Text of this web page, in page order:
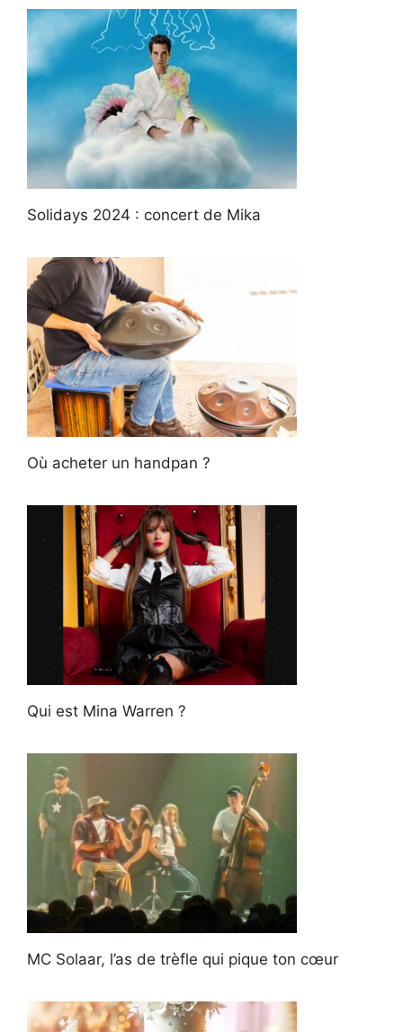
Solidays 2024 : concert de Mika
Où acheter un handpan ?
Qui est Mina Warren ?
MC Solaar, l’as de trèfle qui pique ton cœur